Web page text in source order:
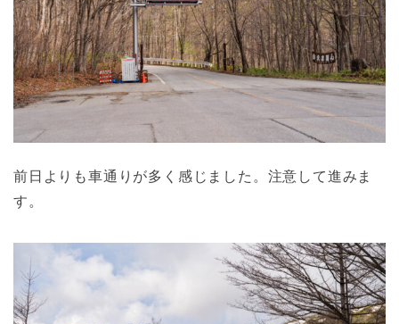
前日よりも車通りが多く感じました。注意して進みま
す。